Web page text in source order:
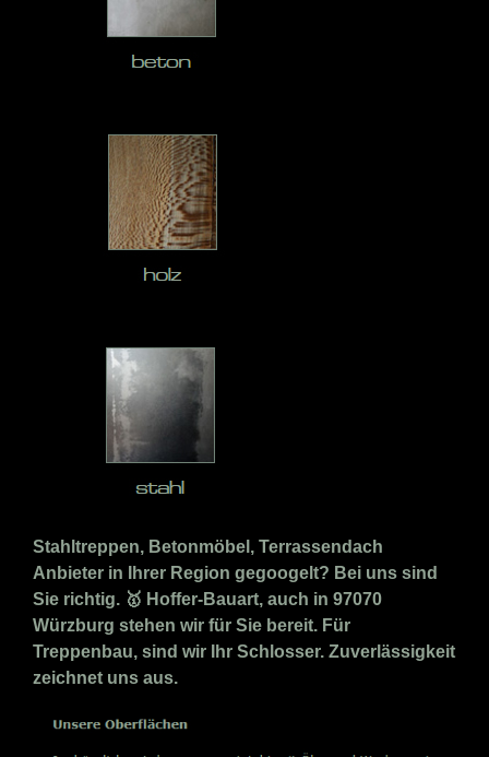
Stahltreppen, Betonmöbel, Terrassendach
Anbieter in Ihrer Region gegoogelt? Bei uns sind
Sie richtig. 🥇 Hoffer-Bauart, auch in 97070
Würzburg stehen wir für Sie bereit. Für
Treppenbau, sind wir Ihr Schlosser. Zuverlässigkeit
zeichnet uns aus.